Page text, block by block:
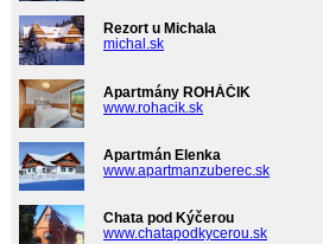
Rezort u Michala
michal.sk
Apartmány ROHÁČIK
www.rohacik.sk
Apartmán Elenka
www.apartmanzuberec.sk
Chata pod Kýčerou
www.chatapodkycerou.sk